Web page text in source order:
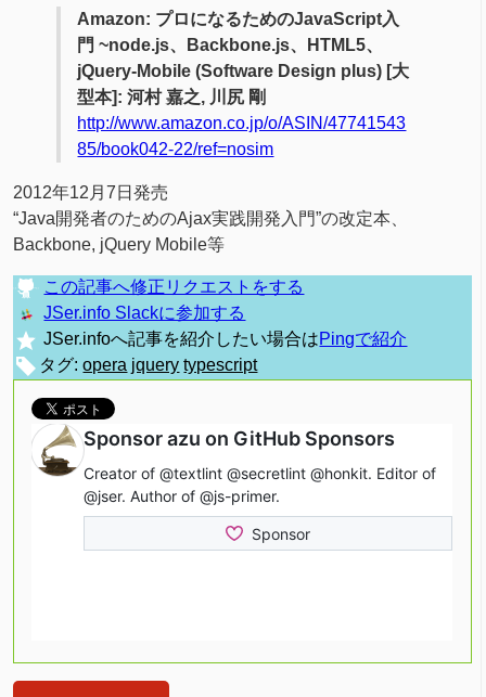
Amazon: プロになるためのJavaScript入
門 ~node.js、Backbone.js、HTML5、
jQuery-Mobile (Software Design plus) [大
型本]: 河村 嘉之, 川尻 剛
http://www.amazon.co.jp/o/ASIN/47741543
85/book042-22/ref=nosim
2012年12月7日発売
“Java開発者のためのAjax実践開発入門”の改定本、
Backbone, jQuery Mobile等
この記事へ修正リクエストをする
JSer.info Slackに参加する
JSer.infoへ記事を紹介したい場合はPingで紹介
タグ: opera jquery typescript